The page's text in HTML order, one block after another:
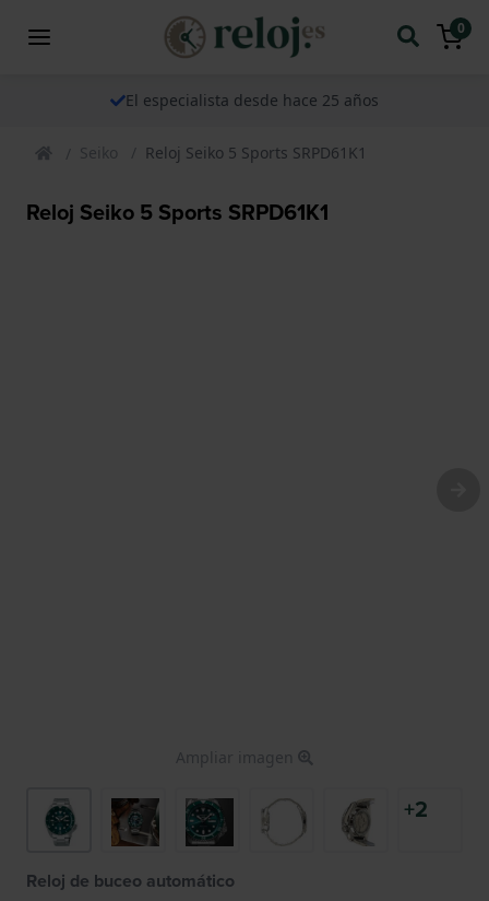
0
El especialista desde hace 25 años
Seiko Reloj Seiko 5 Sports SRPD61K1
Reloj Seiko 5 Sports SRPD61K1
Ampliar imagen
+2
Reloj de buceo automático